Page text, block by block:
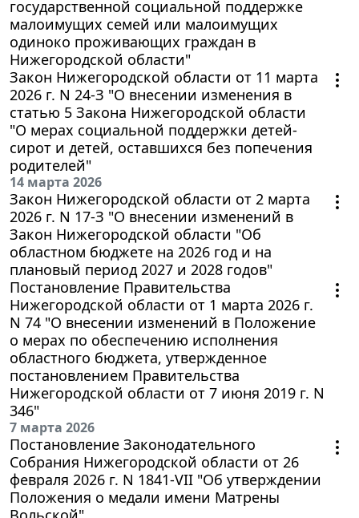
государственной социальной поддержке
малоимущих семей или малоимущих
одиноко проживающих граждан в
Нижегородской области"
Закон Нижегородской области от 11 марта
2026 г. N 24-З "О внесении изменения в
статью 5 Закона Нижегородской области
"О мерах социальной поддержки детей-
сирот и детей, оставшихся без попечения
родителей"
14 марта 2026
Закон Нижегородской области от 2 марта
2026 г. N 17-З "О внесении изменений в
Закон Нижегородской области "Об
областном бюджете на 2026 год и на
плановый период 2027 и 2028 годов"
Постановление Правительства
Нижегородской области от 1 марта 2026 г.
N 74 "О внесении изменений в Положение
о мерах по обеспечению исполнения
областного бюджета, утвержденное
постановлением Правительства
Нижегородской области от 7 июня 2019 г. N
346"
7 марта 2026
Постановление Законодательного
Собрания Нижегородской области от 26
февраля 2026 г. N 1841-VII "Об утверждении
Положения о медали имени Матрены